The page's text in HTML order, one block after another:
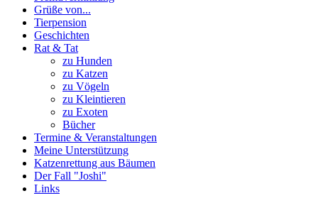
Grüße von...
Tierpension
Geschichten
Rat & Tat
zu Hunden
zu Katzen
zu Vögeln
zu Kleintieren
zu Exoten
Bücher
Termine & Veranstaltungen
Meine Unterstützung
Katzenrettung aus Bäumen
Der Fall "Joshi"
Links